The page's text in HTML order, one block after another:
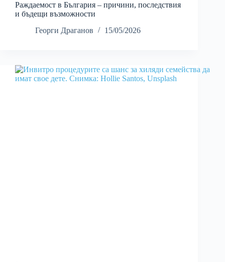
Раждаемост в България – причини, последствия
и бъдещи възможности
Георги Драганов
15/05/2026